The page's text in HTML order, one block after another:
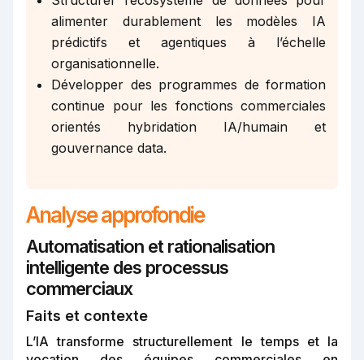
alimenter durablement les modèles IA
prédictifs et agentiques à l’échelle
organisationnelle.
Développer des programmes de formation
continue pour les fonctions commerciales
orientés hybridation IA/humain et
gouvernance data.
Analyse approfondie
Automatisation et rationalisation
intelligente des processus
commerciaux
Faits et contexte
L’IA transforme structurellement le temps et la